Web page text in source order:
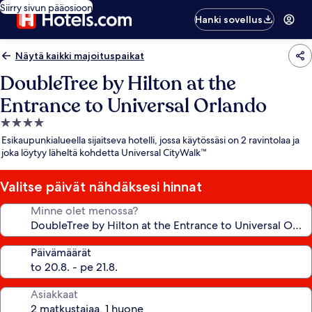
Siirry sivun pääosioon
Hanki sovellus
Näytä kaikki majoituspaikat
DoubleTree by Hilton at the
Entrance to Universal Orlando
4.0
tähden
majoituspaikka
Esikaupunkialueella sijaitseva hotelli, jossa käytössäsi on 2 ravintolaa ja
joka löytyy läheltä kohdetta Universal CityWalk™
Valitse päivät nähdäksesi hinnat
Minne olet menossa?
Päivämäärät
Asiakkaat